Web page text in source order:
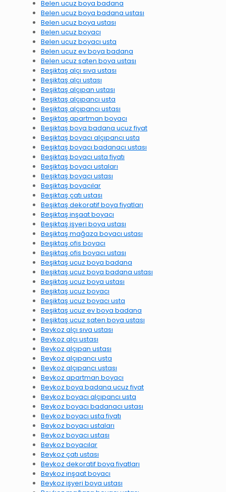
Belen ucuz boya badana
Belen ucuz boya badana ustası
Belen ucuz boya ustası
Belen ucuz boyacı
Belen ucuz boyacı usta
Belen ucuz ev boya badana
Belen ucuz saten boya ustası
Beşiktaş alçı sıva ustası
Beşiktaş alçı ustası
Beşiktaş alçıpan ustası
Beşiktaş alçıpancı usta
Beşiktaş alçıpancı ustası
Beşiktaş apartman boyacı
Beşiktaş boya badana ucuz fiyat
Beşiktaş boyacı alçıpancı usta
Beşiktaş boyacı badanacı ustası
Beşiktaş boyacı usta fiyatı
Beşiktaş boyacı ustaları
Beşiktaş boyacı ustası
Beşiktaş boyacılar
Beşiktaş çatı ustası
Beşiktaş dekoratif boya fiyatları
Beşiktaş inşaat boyacı
Beşiktaş işyeri boya ustası
Beşiktaş mağaza boyacı ustası
Beşiktaş ofis boyacı
Beşiktaş ofis boyacı ustası
Beşiktaş ucuz boya badana
Beşiktaş ucuz boya badana ustası
Beşiktaş ucuz boya ustası
Beşiktaş ucuz boyacı
Beşiktaş ucuz boyacı usta
Beşiktaş ucuz ev boya badana
Beşiktaş ucuz saten boya ustası
Beykoz alçı sıva ustası
Beykoz alçı ustası
Beykoz alçıpan ustası
Beykoz alçıpancı usta
Beykoz alçıpancı ustası
Beykoz apartman boyacı
Beykoz boya badana ucuz fiyat
Beykoz boyacı alçıpancı usta
Beykoz boyacı badanacı ustası
Beykoz boyacı usta fiyatı
Beykoz boyacı ustaları
Beykoz boyacı ustası
Beykoz boyacılar
Beykoz çatı ustası
Beykoz dekoratif boya fiyatları
Beykoz inşaat boyacı
Beykoz işyeri boya ustası